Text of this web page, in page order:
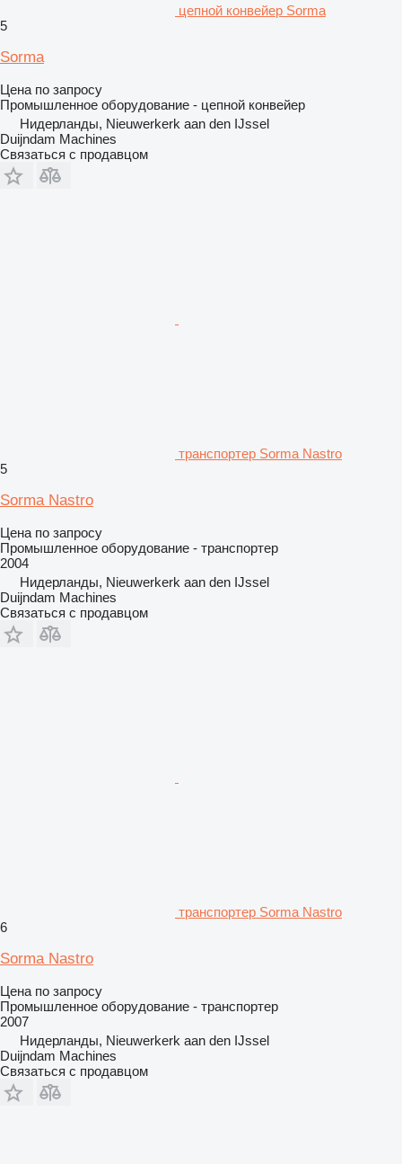
цепной конвейер Sorma
5
Sorma
Цена по запросу
Промышленное оборудование - цепной конвейер
Нидерланды, Nieuwerkerk aan den IJssel
Duijndam Machines
Связаться с продавцом
транспортер Sorma Nastro
5
Sorma Nastro
Цена по запросу
Промышленное оборудование - транспортер
2004
Нидерланды, Nieuwerkerk aan den IJssel
Duijndam Machines
Связаться с продавцом
транспортер Sorma Nastro
6
Sorma Nastro
Цена по запросу
Промышленное оборудование - транспортер
2007
Нидерланды, Nieuwerkerk aan den IJssel
Duijndam Machines
Связаться с продавцом